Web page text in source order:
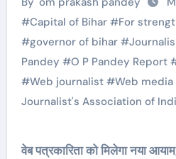
#Capital of Bihar#For
#governor of bihar#
Pandey #O P Pandey Report
#Web journalist#Web media
Journalist's Association of
वेब पत्रकारिता को मिलेगा नया आयाम, WJAI ने राज्यपाल से की